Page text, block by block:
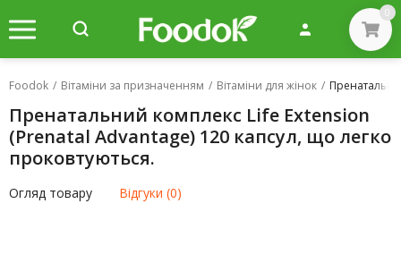
0
Foodok / Вітаміни за призначенням / Вітаміни для жінок /
Пренатальний комплекс Life Extension
(Prenatal Advantage) 120 капсул, що легко
проковтуються.
Огляд товару Відгуки (0)